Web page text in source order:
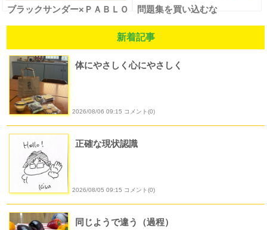
ブラックサンダー×ＰＡＢＬＯ 問題集を買い込むな
新着記事
体にやさしく心にやさしく
2026/08/06 09:15 コメント(0)
正確な現状認識
2026/08/05 09:15 コメント(0)
同じようで違う（過程）